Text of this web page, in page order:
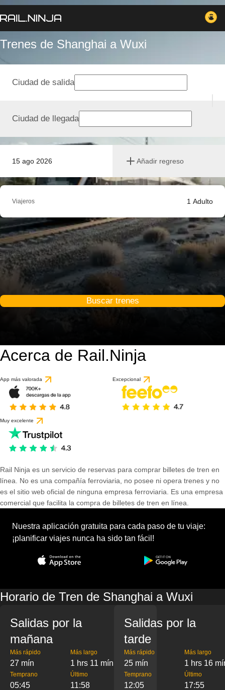
Trenes de Shanghai a Wuxi
15 ago 2026 Añadir regreso
Ciudad de salida
Ciudad de llegada
Viajeros 1 Adulto
Buscar trenes
Acerca de Rail.Ninja
App más valorada Excepcional
Muy excelente
Rail Ninja es un servicio de reservas para comprar billetes de tren en
línea. No es una compañía ferroviaria, no posee ni opera trenes y no
es el sitio web oficial de ninguna empresa ferroviaria. Es una empresa
comercial que facilita la compra de billetes de tren en línea.
Nuestra aplicación gratuita para cada paso de tu viaje:
¡planificar viajes nunca ha sido tan fácil!
Horario de Tren de Shanghai a Wuxi
Salidas por la
mañana
Más rápido
27 mín
Más largo
1 hrs 11 mín
Temprano
05:45
Último
11:58
Salidas por la
tarde
Más rápido
25 mín
Más largo
1 hrs 16
Temprano
12:05
Último
17:55